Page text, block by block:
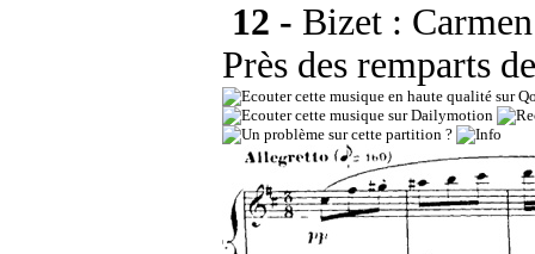
12 - Bizet :
Près des remparts